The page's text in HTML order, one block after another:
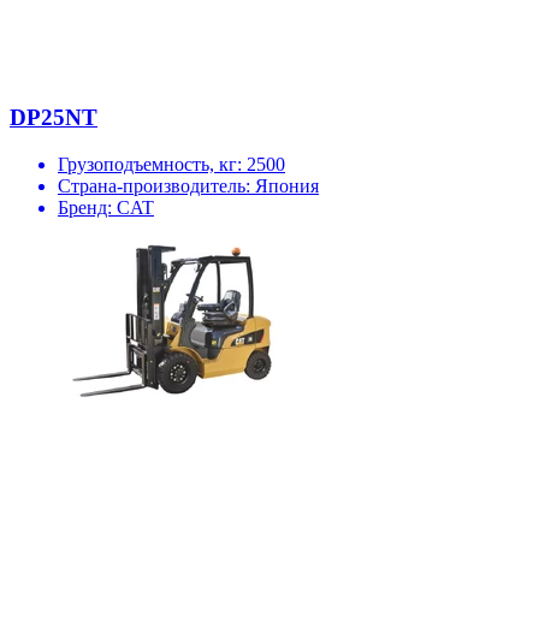
DP25NT
Грузоподъемность, кг: 2500
Страна-производитель: Япония
Бренд: CAT